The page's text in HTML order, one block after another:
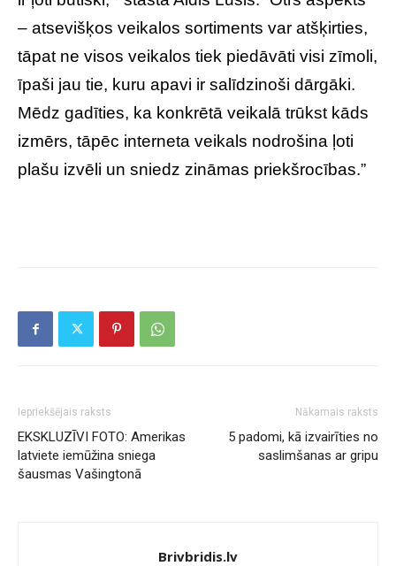
– atsevišķos veikalos sortiments var atšķirties,
tāpat ne visos veikalos tiek piedāvāti visi zīmoli,
īpaši jau tie, kuru apavi ir salīdzinoši dārgāki.
Mēdz gadīties, ka konkrētā veikalā trūkst kāds
izmērs, tāpēc interneta veikals nodrošina ļoti
plašu izvēli un sniedz zināmas priekšrocības.”
Iepriekšējais raksts
EKSKLUZĪVI FOTO: Amerikas
latviete iemūžina sniega
šausmas Vašingtonā
Nākamais raksts
5 padomi, kā izvairīties no
saslimšanas ar gripu
Brivbridis.lv